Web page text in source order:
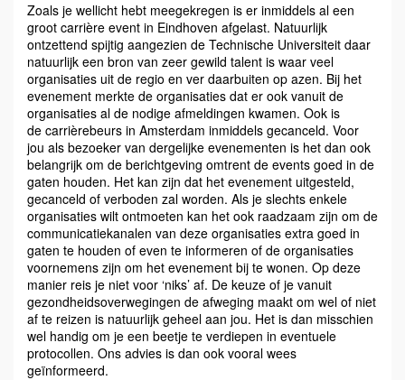
Zoals je wellicht hebt meegekregen is er inmiddels al een
groot carrière event in Eindhoven afgelast. Natuurlijk
ontzettend spijtig aangezien de Technische Universiteit daar
natuurlijk een bron van zeer gewild talent is waar veel
organisaties uit de regio en ver daarbuiten op azen. Bij het
evenement merkte de organisaties dat er ook vanuit de
organisaties al de nodige afmeldingen kwamen. Ook is
de carrièrebeurs in Amsterdam inmiddels gecanceld. Voor
jou als bezoeker van dergelijke evenementen is het dan ook
belangrijk om de berichtgeving omtrent de events goed in de
gaten houden. Het kan zijn dat het evenement uitgesteld,
gecanceld of verboden zal worden. Als je slechts enkele
organisaties wilt ontmoeten kan het ook raadzaam zijn om de
communicatiekanalen van deze organisaties extra goed in
gaten te houden of even te informeren of de organisaties
voornemens zijn om het evenement bij te wonen. Op deze
manier reis je niet voor ‘niks’ af. De keuze of je vanuit
gezondheidsoverwegingen de afweging maakt om wel of niet
af te reizen is natuurlijk geheel aan jou. Het is dan misschien
wel handig om je een beetje te verdiepen in eventuele
protocollen. Ons advies is dan ook vooral wees
geïnformeerd.